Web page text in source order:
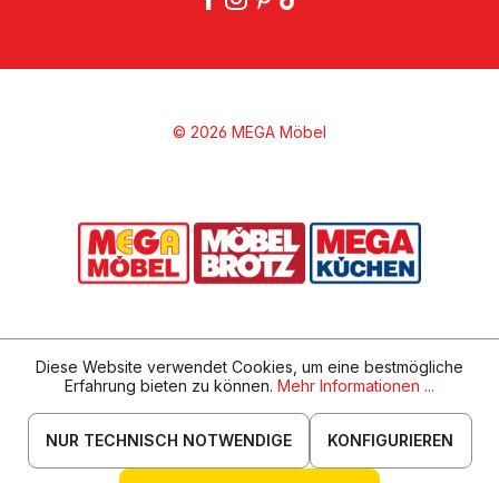
© 2026 MEGA Möbel
Diese Website verwendet Cookies, um eine bestmögliche
Erfahrung bieten zu können. Mehr Informationen ...
NUR TECHNISCH NOTWENDIGE KONFIGURIEREN